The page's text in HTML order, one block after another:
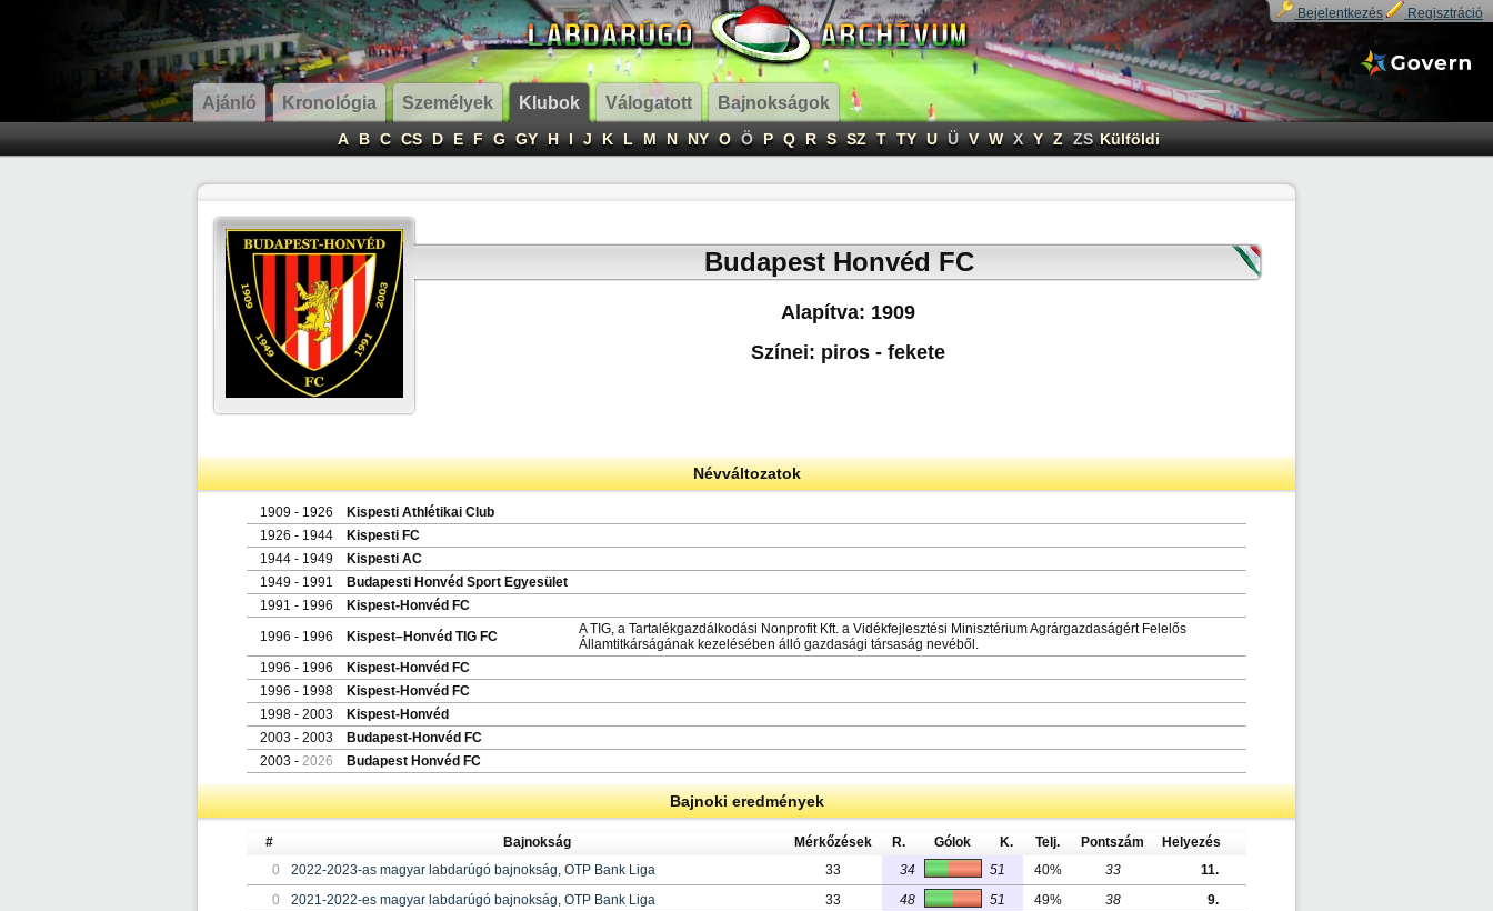
Bejelentkezés Regisztráció
Ajánló Kronológia Személyek Klubok Válogatott Bajnokságok
A B C CS D E F G GY H I J K L M N NY O Ö P Q R S SZ T TY U Ü V W X Y Z ZS Külföldi
Budapest Honvéd FC
Alapítva: 1909
Színei: piros - fekete
Névváltozatok
1909 - 1926
Kispesti Athlétikai Club
1926 - 1944
Kispesti FC
1944 - 1949
Kispesti AC
1949 - 1991
Budapesti Honvéd Sport Egyesület
1991 - 1996
Kispest-Honvéd FC
1996 - 1996
Kispest–Honvéd TIG FC
A TIG, a Tartalékgazdálkodási Nonprofit Kft. a Vidékfejlesztési Minisztérium Agrárgazdaságért Felelős
Államtitkárságának kezelésében álló gazdasági társaság nevéből.
1996 - 1996
Kispest-Honvéd FC
1996 - 1998
Kispest-Honvéd FC
1998 - 2003
Kispest-Honvéd
2003 - 2003
Budapest-Honvéd FC
2003 - 2026 Budapest Honvéd FC
Bajnoki eredmények
# Bajnokság Mérkőzések R. Gólok K. Telj. Pontszám
Helyezés
0
2022-2023-as magyar labdarúgó bajnokság, OTP Bank Liga 33 34 51 40% 33
11.
0
2021-2022-es magyar labdarúgó bajnokság, OTP Bank Liga 33 48 51 49% 38
9.